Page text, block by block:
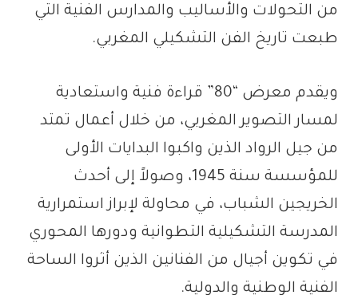
من التحولات والأساليب والمدارس الفنية التي
طبعت تاريخ الفن التشكيلي المغربي.
ويقدم معرض “80” قراءة فنية واستعادية
لمسار التصوير المغربي، من خلال أعمال تمتد
من جيل الرواد الذين واكبوا البدايات الأولى
للمؤسسة سنة 1945، وصولاً إلى أحدث
الخريجين الشباب، في محاولة لإبراز استمرارية
المدرسة التشكيلية التطوانية ودورها المحوري
في تكوين أجيال من الفنانين الذين أثروا الساحة
الفنية الوطنية والدولية.